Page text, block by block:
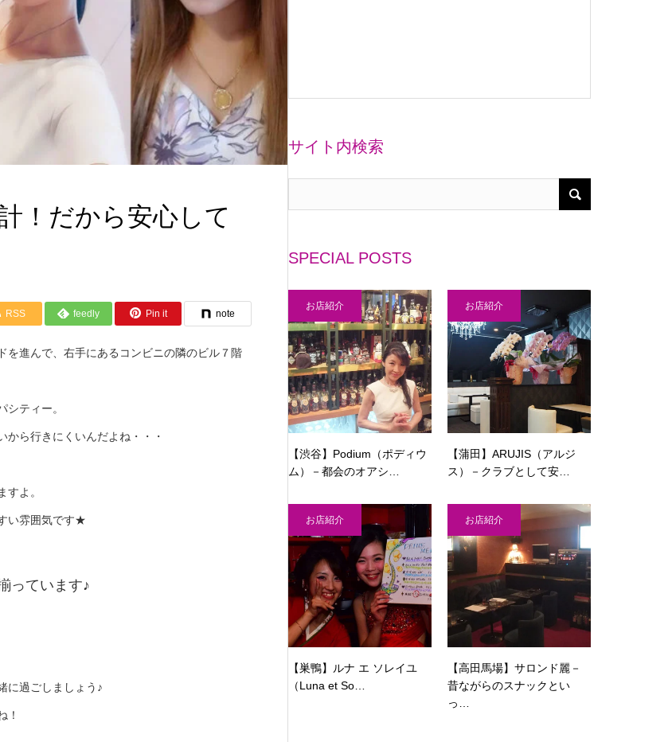
！だから安心して
RSS feedly Pin it note
を進んで、右手にあるコンビニの隣のビル７階
ティー。
ら行きにくいんだよね・・・
よ。
い雰囲気です★
っています♪
に過ごしましょう♪
！
サイト内検索
SPECIAL POSTS
お店紹介
【渋谷】Podium（ポディウ
ム）－都会のオアシ…
お店紹介
【蒲田】ARUJIS（アルジ
ス）－クラブとして安…
お店紹介
【巣鴨】ルナ エ ソレイユ
（Luna et So…
お店紹介
【高田馬場】サロンド麗－
昔ながらのスナックとい
っ…